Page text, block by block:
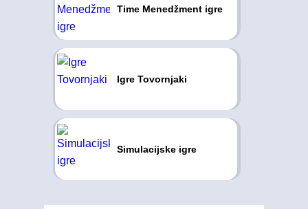
Time Menedžment igre
Igre Tovornjaki
Simulacijske igre